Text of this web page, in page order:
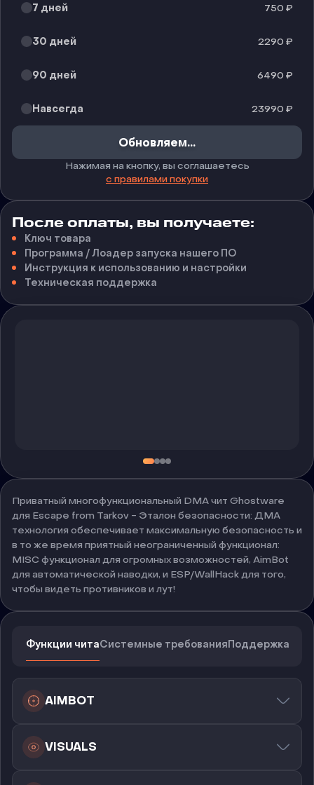
7 дней 750 ₽
30 дней 2290 ₽
90 дней 6490 ₽
Навсегда 23990 ₽
Обновляем...
Нажимая на кнопку, вы соглашаетесь
с правилами покупки
После оплаты, вы получаете:
Ключ товара
Программа / Лоадер запуска нашего ПО
Инструкция к использованию и настройки
Техническая поддержка
Приватный многофункциональный DMA чит Ghostware
для Escape from Tarkov - Эталон безопасности: ДМА
технология обеспечивает максимальную безопасность и
в то же время приятный неограниченный функционал:
MISC функционал для огромных возможностей, AimBot
для автоматической наводки, и ESP/WallHack для того,
чтобы видеть противников и лут!
Функции читаСистемные требованияПоддержка
AIMBOT
VISUALS